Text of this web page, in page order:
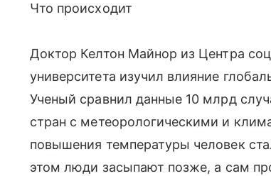
Что происходит
Доктор Келтон Майнор из Центра
университета изучил влияние
Ученый сравнил данные 10 млрд
стран с метеорологическими и
повышения температуры человек
этом люди засыпают позже, а сам